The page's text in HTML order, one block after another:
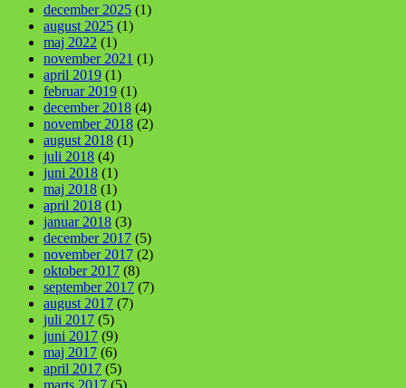
december 2025 (1)
august 2025 (1)
maj 2022 (1)
november 2021 (1)
april 2019 (1)
februar 2019 (1)
december 2018 (4)
november 2018 (2)
august 2018 (1)
juli 2018 (4)
juni 2018 (1)
maj 2018 (1)
april 2018 (1)
januar 2018 (3)
december 2017 (5)
november 2017 (2)
oktober 2017 (8)
september 2017 (7)
august 2017 (7)
juli 2017 (5)
juni 2017 (9)
maj 2017 (6)
april 2017 (5)
marts 2017 (5)